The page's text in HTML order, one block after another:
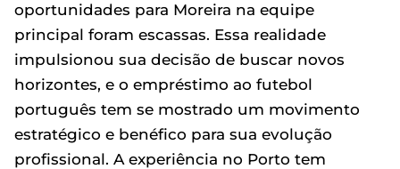
oportunidades para Moreira na equipe
principal foram escassas. Essa realidade
impulsionou sua decisão de buscar novos
horizontes, e o empréstimo ao futebol
português tem se mostrado um movimento
estratégico e benéfico para sua evolução
profissional. A experiência no Porto tem